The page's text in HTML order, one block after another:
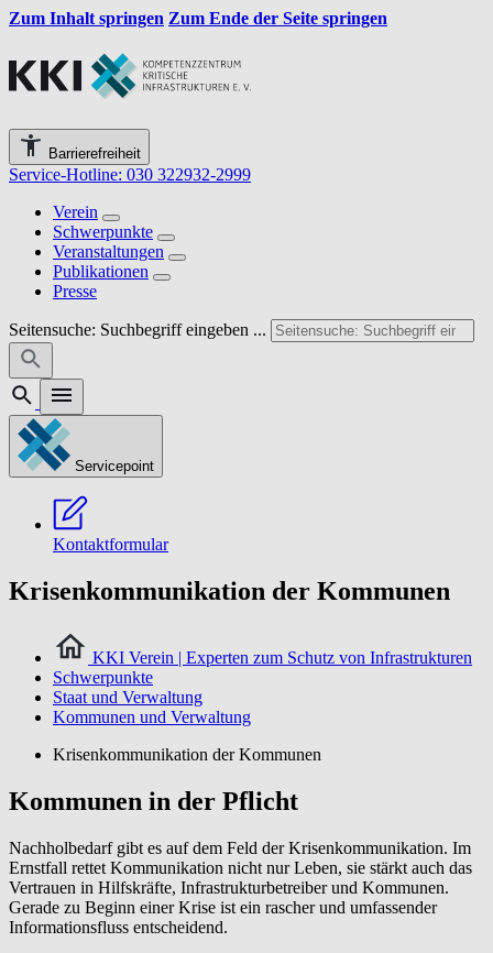
Zum Inhalt springen Zum Ende der Seite springen
Barrierefreiheit
Service-Hotline: 030 322932-2999
Verein
Schwerpunkte
Veranstaltungen
Publikationen
Presse
Seitensuche: Suchbegriff eingeben ...
Servicepoint
Kontaktformular
Krisenkommunikation der Kommunen
KKI Verein | Experten zum Schutz von Infrastrukturen
Schwerpunkte
Staat und Verwaltung
Kommunen und Verwaltung
Krisenkommunikation der Kommunen
Kommunen in der Pflicht
Nachholbedarf gibt es auf dem Feld der Krisenkommunikation. Im
Ernstfall rettet Kommunikation nicht nur Leben, sie stärkt auch das
Vertrauen in Hilfskräfte, Infrastrukturbetreiber und Kommunen.
Gerade zu Beginn einer Krise ist ein rascher und umfassender
Informationsfluss entscheidend.